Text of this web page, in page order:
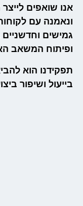
לייצר מערכת
לקוחותינו תוך
בעולם
האנושי
להביא ערך
ביצועים